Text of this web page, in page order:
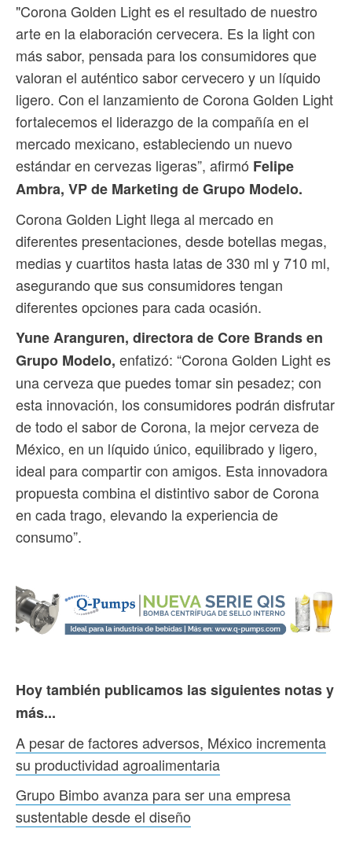
"Corona Golden Light es el resultado de nuestro
arte en la elaboración cervecera. Es la light con
más sabor, pensada para los consumidores que
valoran el auténtico sabor cervecero y un líquido
ligero. Con el lanzamiento de Corona Golden Light
fortalecemos el liderazgo de la compañía en el
mercado mexicano, estableciendo un nuevo
estándar en cervezas ligeras”, afirmó Felipe
Ambra, VP de Marketing de Grupo Modelo.
Corona Golden Light llega al mercado en
diferentes presentaciones, desde botellas megas,
medias y cuartitos hasta latas de 330 ml y 710 ml,
asegurando que sus consumidores tengan
diferentes opciones para cada ocasión.
Yune Aranguren, directora de Core Brands en
Grupo Modelo, enfatizó: “Corona Golden Light es
una cerveza que puedes tomar sin pesadez; con
esta innovación, los consumidores podrán disfrutar
de todo el sabor de Corona, la mejor cerveza de
México, en un líquido único, equilibrado y ligero,
ideal para compartir con amigos. Esta innovadora
propuesta combina el distintivo sabor de Corona
en cada trago, elevando la experiencia de
consumo”.
Hoy también publicamos las siguientes notas y
más...
A pesar de factores adversos, México incrementa
su productividad agroalimentaria
Grupo Bimbo avanza para ser una empresa
sustentable desde el diseño